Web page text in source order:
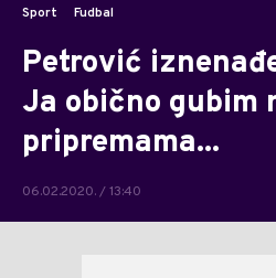
Sport Fudbal
Petrović
Ja obično gubim
pripremama...
06.02.2020. / 13:40